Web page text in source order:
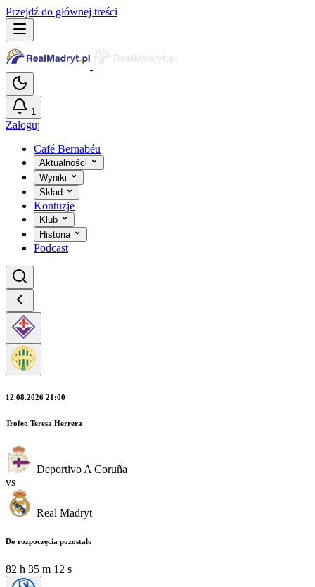
Przejdź do głównej treści
1
Zaloguj
Café Bernabéu
Aktualności
Wyniki
Skład
Kontuzje
Klub
Historia
Podcast
12.08.2026 21:00
Trofeo Teresa Herrera
Deportivo A Coruña
vs
Real Madryt
Do rozpoczęcia pozostało
82 h 35 m 12 s